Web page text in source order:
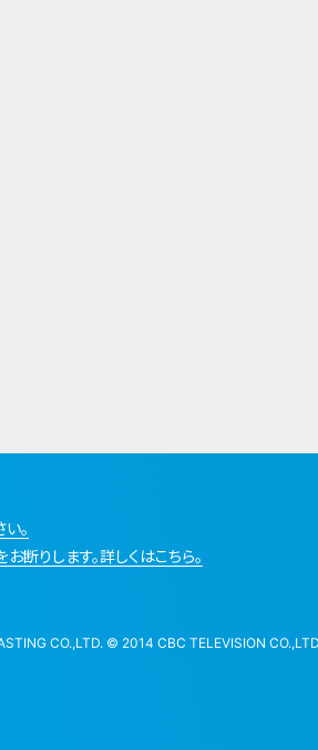
。
断りします。詳しくはこちら。
CO.,LTD. © 2014 CBC TELEVISION